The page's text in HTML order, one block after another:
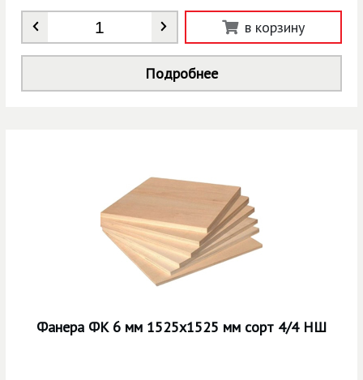
Количество в корзину
Подробнее
Фанера ФК 6 мм 1525х1525 мм сорт 4/4 НШ